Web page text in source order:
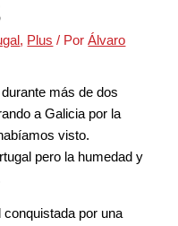
, Plus / PorÁlvaro
más de dos
a Galicia por la
visto.
pero la humedad y
conquistada por una